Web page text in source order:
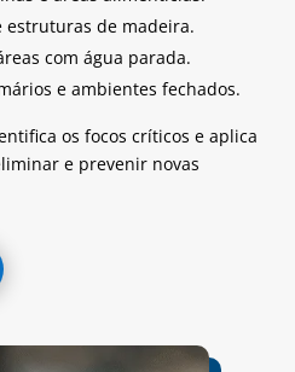
de madeira.
com água parada.
e ambientes fechados.
os focos críticos e aplica
e prevenir novas